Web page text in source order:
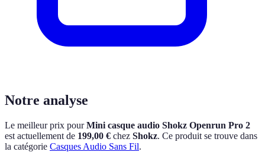
Notre analyse
Le meilleur prix pourMini casque audio Shokz Openrun Pro 2
est actuellement de 199,00 € chez Shokz. Ce produit se trouve dans
la catégorie Casques Audio Sans Fil.